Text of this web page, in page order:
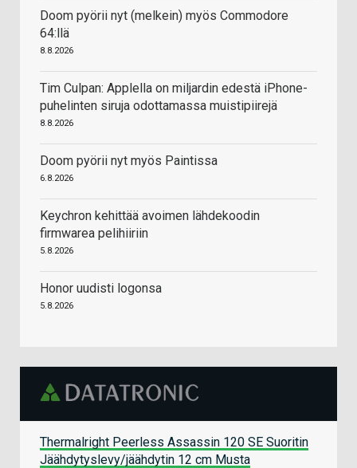
Doom pyörii nyt (melkein) myös Commodore
64:llä
8.8.2026
Tim Culpan: Applella on miljardin edestä iPhone-
puhelinten siruja odottamassa muistipiirejä
8.8.2026
Doom pyörii nyt myös Paintissa
6.8.2026
Keychron kehittää avoimen lähdekoodin
firmwarea pelihiiriin
5.8.2026
Honor uudisti logonsa
5.8.2026
Thermalright Peerless Assassin 120 SE Suoritin
Jäähdytyslevy/jäähdytin 12 cm Musta